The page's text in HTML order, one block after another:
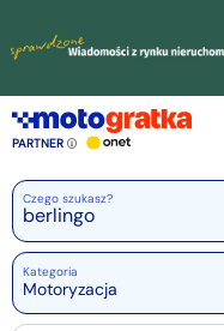
PARTNER
Czego szukasz?
Kategoria
Motoryzacja